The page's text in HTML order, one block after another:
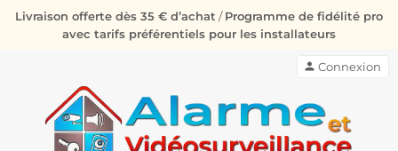
Livraison offerte dès 35 € d’achat /Programme de fidélité pro
avec tarifs préférentiels pour les installateurs
person Connexion